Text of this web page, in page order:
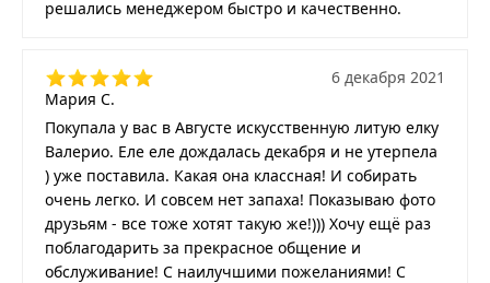
решались менеджером быстро и качественно.
Мария С.
6 декабря 2021
Покупала у вас в Августе искусственную литую елку
Валерио. Еле еле дождалась декабря и не утерпела
) уже поставила. Какая она классная! И собирать
очень легко. И совсем нет запаха! Показываю фото
друзьям - все тоже хотят такую же!))) Хочу ещё раз
поблагодарить за прекрасное общение и
обслуживание! С наилучшими пожеланиями! С